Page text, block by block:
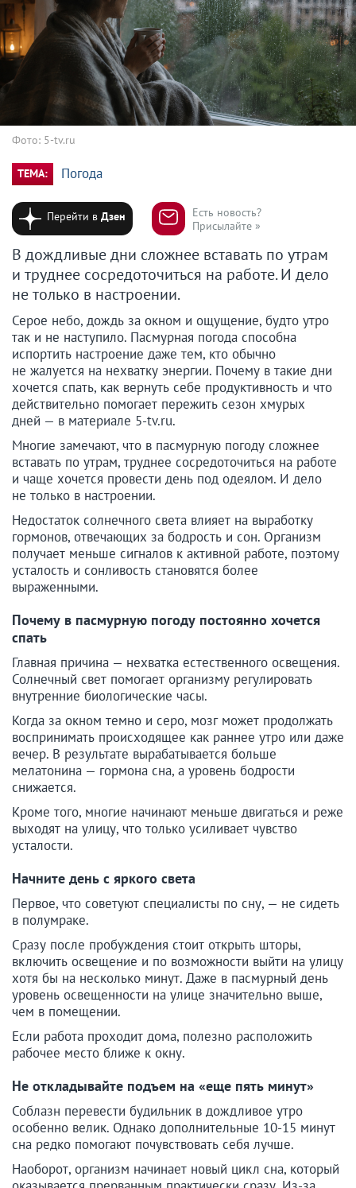
Фото: 5-tv.ru
ТЕМА: Погода
Перейти вДзен
Есть новость?
Присылайте »
В дождливые дни сложнее вставать по утрам
и труднее сосредоточиться на работе. И дело
не только в настроении.
Серое небо, дождь за окном и ощущение, будто утро
так и не наступило. Пасмурная погода способна
испортить настроение даже тем, кто обычно
не жалуется на нехватку энергии. Почему в такие дни
хочется спать, как вернуть себе продуктивность и что
действительно помогает пережить сезон хмурых
дней — в материале 5-tv.ru.
Многие замечают, что в пасмурную погоду сложнее
вставать по утрам, труднее сосредоточиться на работе
и чаще хочется провести день под одеялом. И дело
не только в настроении.
Недостаток солнечного света влияет на выработку
гормонов, отвечающих за бодрость и сон. Организм
получает меньше сигналов к активной работе, поэтому
усталость и сонливость становятся более
выраженными.
Почему в пасмурную погоду постоянно хочется
спать
Главная причина — нехватка естественного освещения.
Солнечный свет помогает организму регулировать
внутренние биологические часы.
Когда за окном темно и серо, мозг может продолжать
воспринимать происходящее как раннее утро или даже
вечер. В результате вырабатывается больше
мелатонина — гормона сна, а уровень бодрости
снижается.
Кроме того, многие начинают меньше двигаться и реже
выходят на улицу, что только усиливает чувство
усталости.
Начните день с яркого света
Первое, что советуют специалисты по сну, — не сидеть
в полумраке.
Сразу после пробуждения стоит открыть шторы,
включить освещение и по возможности выйти на улицу
хотя бы на несколько минут. Даже в пасмурный день
уровень освещенности на улице значительно выше,
чем в помещении.
Если работа проходит дома, полезно расположить
рабочее место ближе к окну.
Не откладывайте подъем на «еще пять минут»
Соблазн перевести будильник в дождливое утро
особенно велик. Однако дополнительные 10-15 минут
сна редко помогают почувствовать себя лучше.
Наоборот, организм начинает новый цикл сна, который